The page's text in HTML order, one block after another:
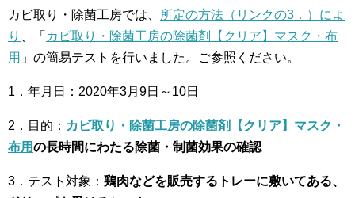
カビ取り・除菌工房では、
所定の方法（リンクの3．）によ
り
、「 カビ取り・除菌工房の除菌剤【クリア】マスク・布
用 」の簡易テストを行いました。ご参照ください。
1．年月日：2020年3月9日～10日
2．目的： カビ取り・除菌工房の除菌剤【クリア】マスク・
布用の長時間にわたる除菌・制菌効果の確認
3．テスト対象： 鶏肉などを販売するトレーに敷いてある、